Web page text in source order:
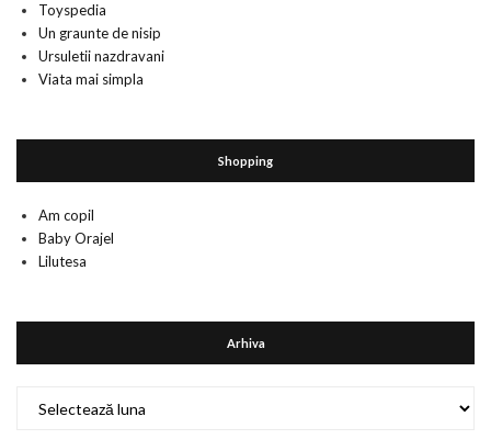
Toyspedia
Un graunte de nisip
Ursuletii nazdravani
Viata mai simpla
Shopping
Am copil
Baby Orajel
Lilutesa
Arhiva